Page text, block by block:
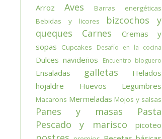
Arroz Aves
Barras energéticas
Bebidas y licores
bizcochos y
queques
Carnes
Cremas y
sopas
Cupcakes Desafío en la cocina
Dulces navideños Encuentro bloguero
Ensaladas galletas
Helados
hojaldre
Huevos Legumbres
Macarons Mermeladas Mojos y salsas
Panes y masas
Pasta
Pescado y marisco
picoteo